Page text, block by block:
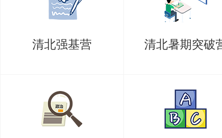
② 持国（境）外教育机构学历学
证书原件外，还应核查该生学历
的，应到中国留学服务中心认证
3）英语证明材料原件；
清北强基营 清北暑期突破